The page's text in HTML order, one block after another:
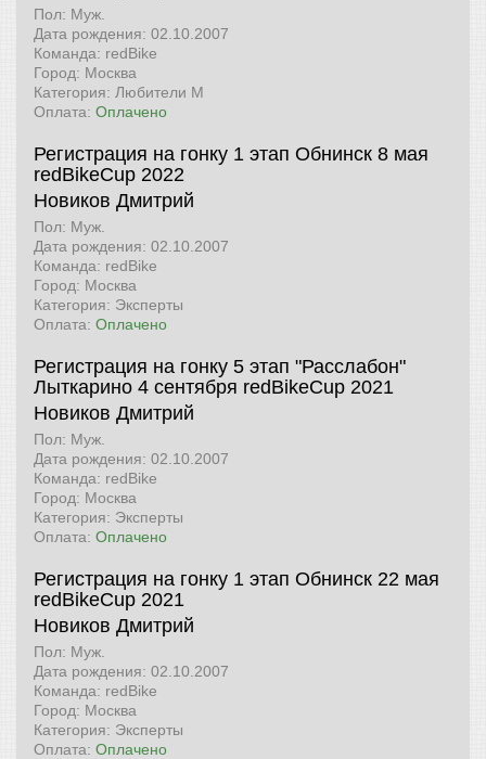
Пол: Муж.
Дата рождения: 02.10.2007
Команда: redBike
Город: Москва
Категория: Любители М
Оплата: Оплачено
Регистрация на гонку 1 этап Обнинск 8 мая
redBikeCup 2022
Новиков Дмитрий
Пол: Муж.
Дата рождения: 02.10.2007
Команда: redBike
Город: Москва
Категория: Эксперты
Оплата: Оплачено
Регистрация на гонку 5 этап "Расслабон"
Лыткарино 4 сентября redBikeCup 2021
Новиков Дмитрий
Пол: Муж.
Дата рождения: 02.10.2007
Команда: redBike
Город: Москва
Категория: Эксперты
Оплата: Оплачено
Регистрация на гонку 1 этап Обнинск 22 мая
redBikeCup 2021
Новиков Дмитрий
Пол: Муж.
Дата рождения: 02.10.2007
Команда: redBike
Город: Москва
Категория: Эксперты
Оплата: Оплачено